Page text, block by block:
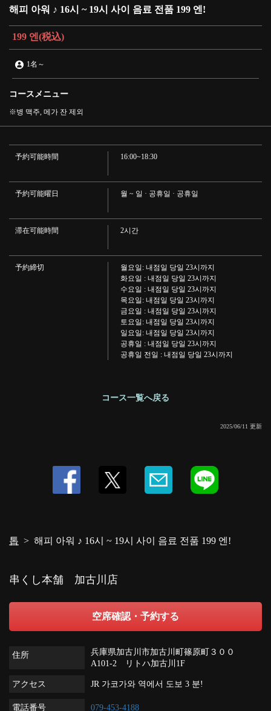
해피 아워 ♪ 16시 ~ 19시 사이 음료 전품 199 엔!
199 엔 (税込)
1名 ～
コースメニュー
※병 맥주, 메가 잔 제외
予約可能時間 16:00~18:30
予約可能曜日 월 ~ 일 · 공휴일 · 공휴일
滞在可能時間 2시간
予約締切
월요일: 내점일 당일 23시까지
화요일 : 내점일 당일 23시까지
수요일 : 내점일 당일 23시까지
목요일: 내점일 당일 23시까지
금요일 : 내점일 당일 23시까지
토요일: 내점일 당일 23시까지
일요일: 내점일 당일 23시까지
공휴일 : 내점일 당일 23시까지
공휴일 전일 : 내점일 당일 23시까지
コース一覧へ戻る
2025/06/11 更新
톱 해피 아워 ♪ 16시 ~ 19시 사이 음료 전품 199 엔!
この店舗情報をシェアする
해피 아워 ♪ 16시 ~ 19시 사이 음료 전품 199 엔! | 串くし本
舗 加古川店
お店情報をコピー
串くし本舗 加古川店
空席確認・予約する
住所
兵庫県加古川市加古川町篠原町３００
A101-2 リトハ加古川1F
アクセス JR 가코가와 역에서 도보 3 분!
電話番号 079-453-4188